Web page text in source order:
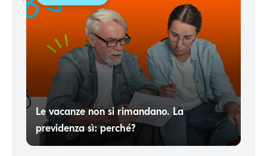
Le vacanze non si rimandano. La
previdenza sì: perché?